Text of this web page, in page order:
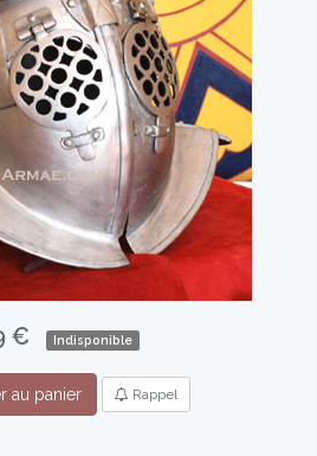
€ Indisponible
au panier Rappel